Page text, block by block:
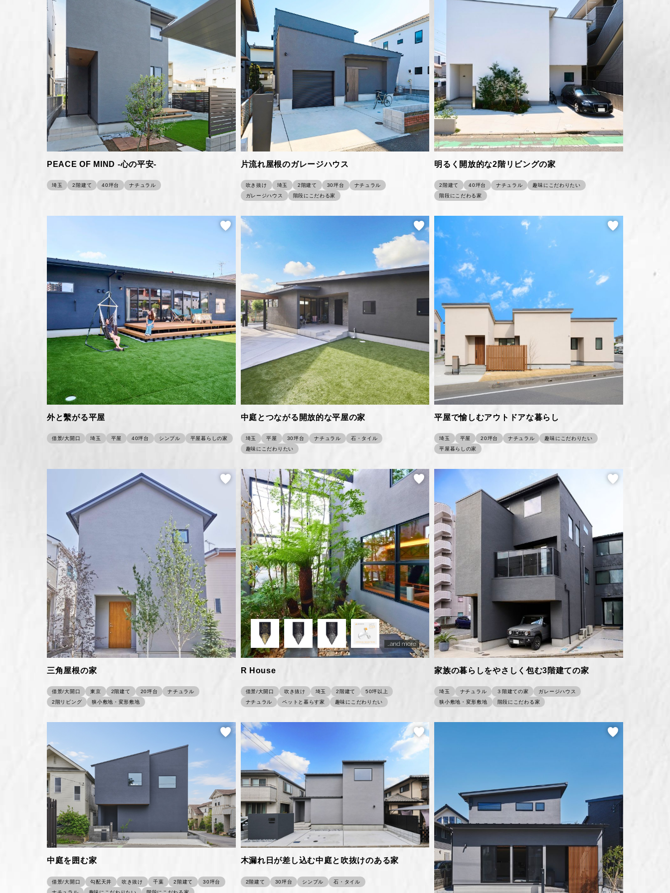
PEACE OF MIND -心の平安-
埼玉 2階建て 40坪台 ナチュラル
片流れ屋根のガレージハウス
吹き抜け 埼玉 2階建て 30坪台
ナチュラル
ガレージハウス
階段にこだわる家
明るく開放的な2階リビングの家
2階建て 40坪台 ナチュラル
趣味にこだわりたい
階段にこだわる家
外と繫がる平屋
借景/大開口 埼玉 平屋 40坪台 シンプル 平屋暮らしの家
中庭とつながる開放的な平屋の家
埼玉 平屋 30坪台 ナチュラル
石・タイル
趣味にこだわりたい
平屋で愉しむアウトドアな暮らし
埼玉 平屋 20坪台 ナチュラル
趣味にこだわりたい
平屋暮らしの家
三角屋根の家
借景/大開口 東京 2階建て 20坪台
ナチュラル
2階リビング
狭小敷地・変形敷地
R House
借景/大開口 吹き抜け 埼玉 2階建て
50坪以上
ナチュラル
ペットと暮らす家 趣味にこだわりたい
家族の暮らしをやさしく包む3階建ての家
埼玉 ナチュラル ３階建ての家
ガレージハウス
狭小敷地・変形敷地
階段にこだわる家
中庭を囲む家
借景/大開口 勾配天井 吹き抜け 千葉 2階建て
30坪台
木漏れ日が差し込む中庭と吹抜けのある家
2階建て 30坪台 シンプル 石・タイル